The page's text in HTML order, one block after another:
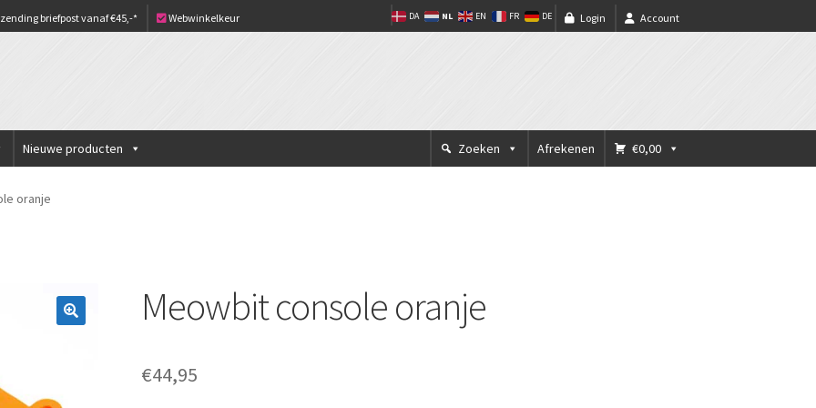
briefpost vanaf €45,-* Webwinkelkeur Account
Login
DA NL EN FR DE
Nieuwe producten €0,00
Afrekenen
Zoeken
oranje
Meowbit console oranje
€44,95